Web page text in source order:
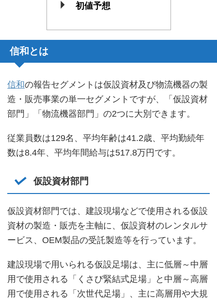
初値予想
信和とは
信和の報告セグメントは仮設資材及び物流機器の製
造・販売事業の単一セグメントですが、「仮設資材
部門」「物流機器部門」の2つに大別できます。
従業員数は129名、平均年齢は41.2歳、平均勤続年
数は8.4年、平均年間給与は517.8万円です。
仮設資材部門
仮設資材部門では、建設現場などで使用される仮設
資材の製造・販売を主軸に、仮設資材のレンタルサ
ービス、OEM製品の受託製造等を行っています。
建設現場で用いられる仮設足場は、主に低層～中層
用で使用される「くさび緊結式足場」と中層～高層
用で使用される「次世代足場」、主に高層用や大規